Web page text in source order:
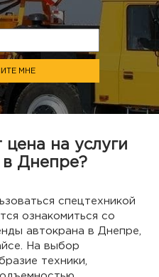
МНЕ
цена на услуги
в Днепре?
спецтехникой
ознакомиться со
автокрана в Днепре,
На выбор
техники,